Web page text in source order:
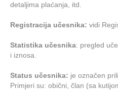
detaljima plaćanja, itd.
Registracija učesnika: vidi
Statistika učesnika: pregled
i iznosa.
Status učesnika: je označen
Primjeri su: obični, član (sa